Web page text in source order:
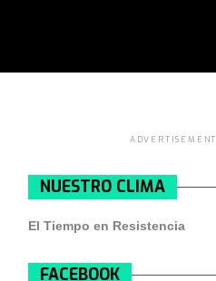
ADVERTISEMENT
NUESTRO CLIMA
El Tiempo en Resistencia
FACEBOOK